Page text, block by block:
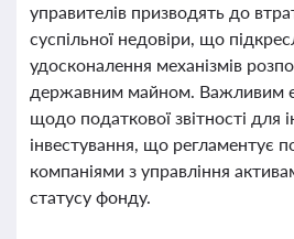
управителів призводять до
суспільної недовіри, що
удосконалення механізмів
державним майном. Важливим є
щодо податкової звітності для
інвестування, що регламентує
компаніями з управління
статусу фонду.